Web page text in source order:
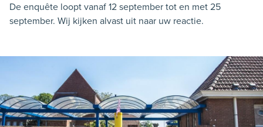
De enquête loopt vanaf 12 september tot en met 25
september. Wij kijken alvast uit naar uw reactie.